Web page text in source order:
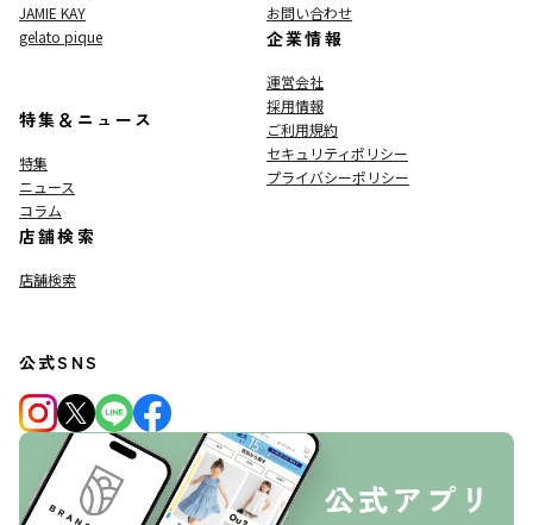
JAMIE KAY
gelato pique
特集＆ニュース
特集
ニュース
コラム
店舗検索
店舗検索
お問い合わせ
企業情報
運営会社
採用情報
ご利用規約
セキュリティポリシー
プライバシーポリシー
公式SNS